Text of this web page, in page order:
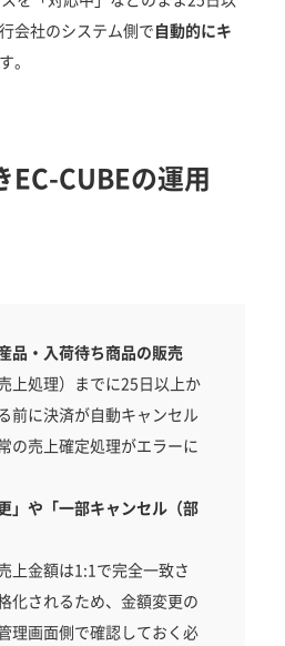
会社のシステム側で 自動的にキ
。
EC-CUBEの運用
品・入荷待ち商品の販売
上処理）までに25日以上か
前に決済が自動キャンセル
の売上確定処理がエラーに
」や「一部キャンセル（部
上金額は1:1で完全一致さ
化されるため、金額変更の
理画面側で確認しておく必